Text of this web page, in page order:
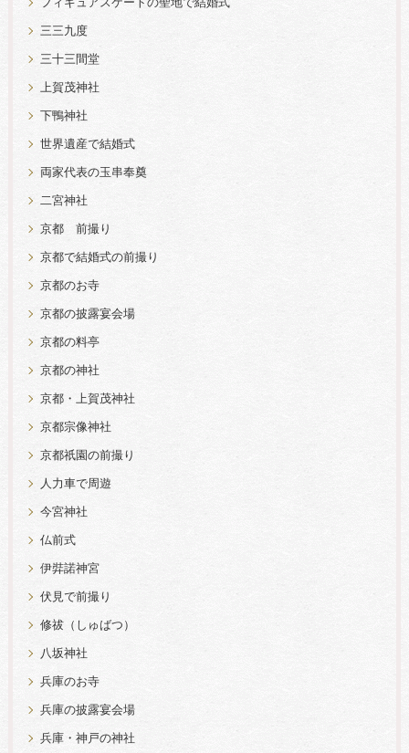
フィギュアスケートの聖地で結婚式
三三九度
三十三間堂
上賀茂神社
下鴨神社
世界遺産で結婚式
両家代表の玉串奉奠
二宮神社
京都 前撮り
京都で結婚式の前撮り
京都のお寺
京都の披露宴会場
京都の料亭
京都の神社
京都・上賀茂神社
京都宗像神社
京都祇園の前撮り
人力車で周遊
今宮神社
仏前式
伊弉諾神宮
伏見で前撮り
修祓（しゅばつ）
八坂神社
兵庫のお寺
兵庫の披露宴会場
兵庫・神戸の神社